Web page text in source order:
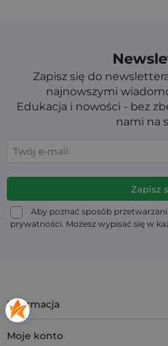
egzemplarzach może
prezentowanego na zdjęciach.
wykonania, która sprawia, że
unikalny charakter.
Woreczki wielkanocne
opakowanie prezentów
świątecznych upominków,
będą idealnym
materiał, praktyczne
kurczaczka sprawiają, że to
Zapisz się do
najnowszymi
Edukacja i nowości - bez
nami na
Aby poznać sposób
prywatności. Możesz wypisać się w
Informacja
Moje konto